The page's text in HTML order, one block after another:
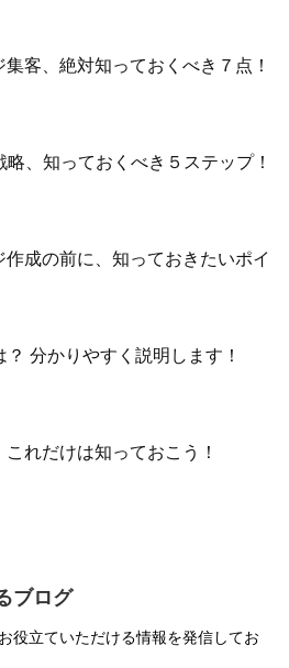
客、絶対知っておくべき７点！
略、知っておくべき５ステップ！
作成の前に、知っておきたいポイ
分かりやすく説明します！
れだけは知っておこう！
ブログ
役立ていただける情報を発信してお